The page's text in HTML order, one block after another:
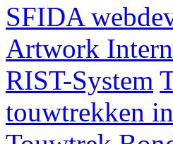
SFIDA
Artwork
RIST-System
touwtrekken